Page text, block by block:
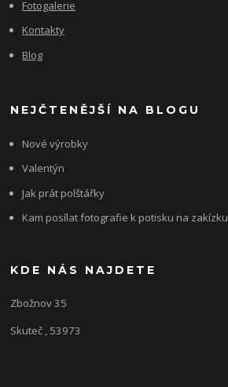
Fotogalerie
Kontakty
Blog
NEJČTENĚJŠÍ NA BLOGU
Nové výrobky
Valentýn
Jak prát polštářky
Kam posílat fotografie k potisku na zakízku
KDE NÁS NAJDETE
Zbožnov 35
Skuteč , 53973